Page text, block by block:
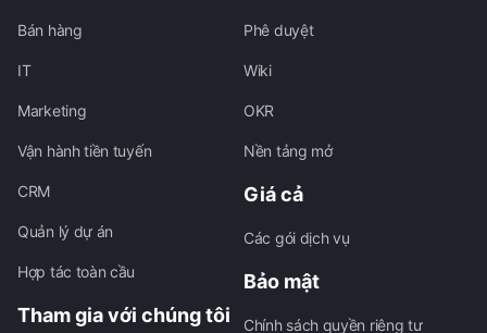
Bán hàng
IT
Marketing
Vận hành tiền tuyến
CRM
Quản lý dự án
Hợp tác toàn cầu
Tham gia với chúng tôi
Phê duyệt
Wiki
OKR
Nền tảng mở
Giá cả
Các gói dịch vụ
Bảo mật
Chính sách quyền riêng tư